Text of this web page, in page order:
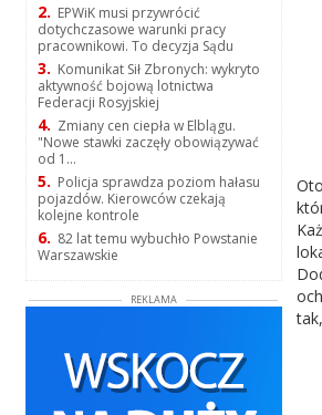
2. EPWiK musi przywrócić
dotychczasowe warunki pracy
pracownikowi. To decyzja Sądu
3. Komunikat Sił Zbronych: wykryto
aktywność bojową lotnictwa
Federacji Rosyjskiej
4. Zmiany cen ciepła w Elblągu.
"Nowe stawki zaczęły obowiązywać
od 1...
5. Policja sprawdza poziom hałasu
pojazdów. Kierowców czekają
kolejne kontrole
6. 82 lat temu wybuchło Powstanie
Warszawskie
REKLAMA